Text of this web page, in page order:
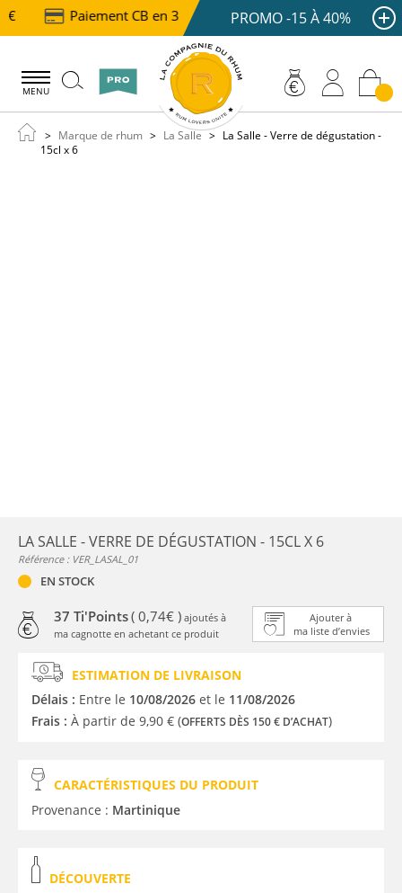
Paiement CB en 3 ou 4x dès 100 € Livraison
PROMO -15 À 40%
MENU
Marque de rhum La Salle
La Salle - Verre de dégustation -
15cl x 6
LA SALLE - VERRE DE DÉGUSTATION - 15CL X 6
Référence : VER_LASAL_01
EN STOCK
Ajouter à
ma liste d’envies
37 Ti'Points( 0,74€ ) ajoutés à
ma cagnotte en achetant ce produit
ESTIMATION DE LIVRAISON
Délais : Entre le 10/08/2026 et le 11/08/2026
Frais : À partir de 9,90 € (OFFERTS DÈS 150 € D’ACHAT)
CARACTÉRISTIQUES DU PRODUIT
Provenance : Martinique
DÉCOUVERTE